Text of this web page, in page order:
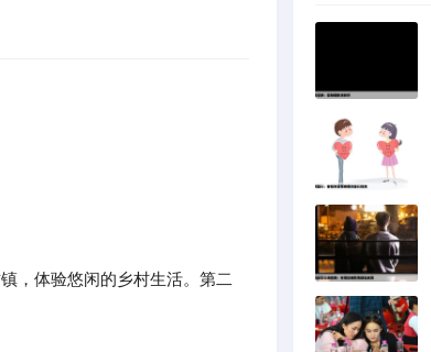
，体验悠闲的乡村生活。第二